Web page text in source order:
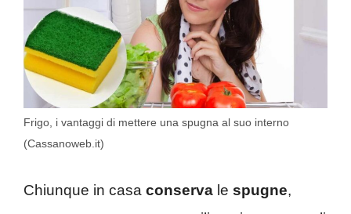
Frigo, i vantaggi di mettere una spugna al suo interno
(Cassanoweb.it)
Chiunque in casa conserva le spugne,